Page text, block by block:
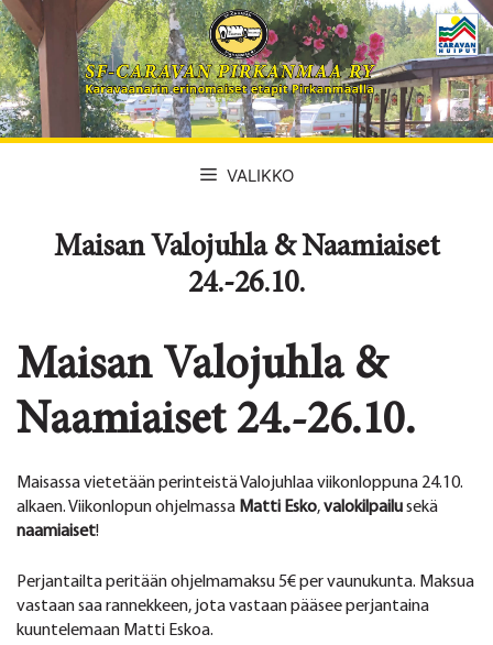
Siirry
sisältöön
VALIKKO
Maisan Valojuhla & Naamiaiset
24.-26.10.
Maisan Valojuhla &
Naamiaiset 24.-26.10.
Maisassa vietetään perinteistä Valojuhlaa viikonloppuna 24.10.
alkaen. Viikonlopun ohjelmassa Matti Esko,valokilpailusekä
naamiaiset!
Perjantailta peritään ohjelmamaksu 5€ per vaunukunta. Maksua
vastaan saa rannekkeen, jota vastaan pääsee perjantaina
kuuntelemaan Matti Eskoa.